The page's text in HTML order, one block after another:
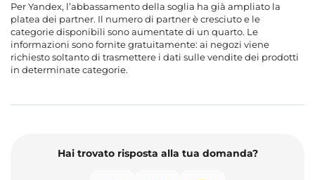
Per Yandex, l’abbassamento della soglia ha già ampliato la
platea dei partner. Il numero di partner è cresciuto e le
categorie disponibili sono aumentate di un quarto. Le
informazioni sono fornite gratuitamente: ai negozi viene
richiesto soltanto di trasmettere i dati sulle vendite dei prodotti
in determinate categorie.
Hai trovato risposta alla tua domanda?